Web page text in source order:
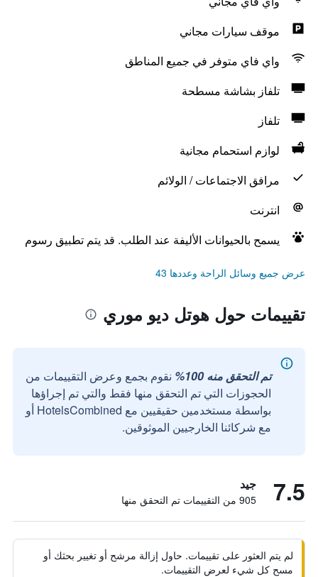
موقف سيارات مجاني
واي فاي متوفر في جميع المناطق
تلفاز بشاشة مسطحة
تلفاز
لوازم استحمام مجانية
مرافق الاجتماعات / الولائم
انترنت
يسمح بالحيوانات الأليفة عند الطلب. قد يتم تطبيق رسوم
عرض جميع وسائل الراحة وعددها 43
تقييمات حول هوتل ديو موري
تم التحقق منه 100%
نقوم بجمع وعرض التقييمات من
الحجوزات التي تم التحقق منها فقط والتي تم إجراؤها
بواسطة مستخدمين حقيقيين مع HotelsCombined أو
مع شركائنا الخارجيين الموثوقين.
7.5 جيد
905 من التقييمات تم التحقق منها
لم يتم العثور على تقييمات. حاول إزالة مرشح أو تغيير بحثك أو
مسح كل شيء لعرض التقييمات.